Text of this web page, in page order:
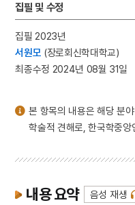
6 무경
7
집필 및 수정
집필 2023년
서원모 (장로회신학대학교)
최종수정 2024년 08월 31일
본 항목의 내용은 해당 분
학술적 견해로, 한국학중
내용 요약 음성 재생